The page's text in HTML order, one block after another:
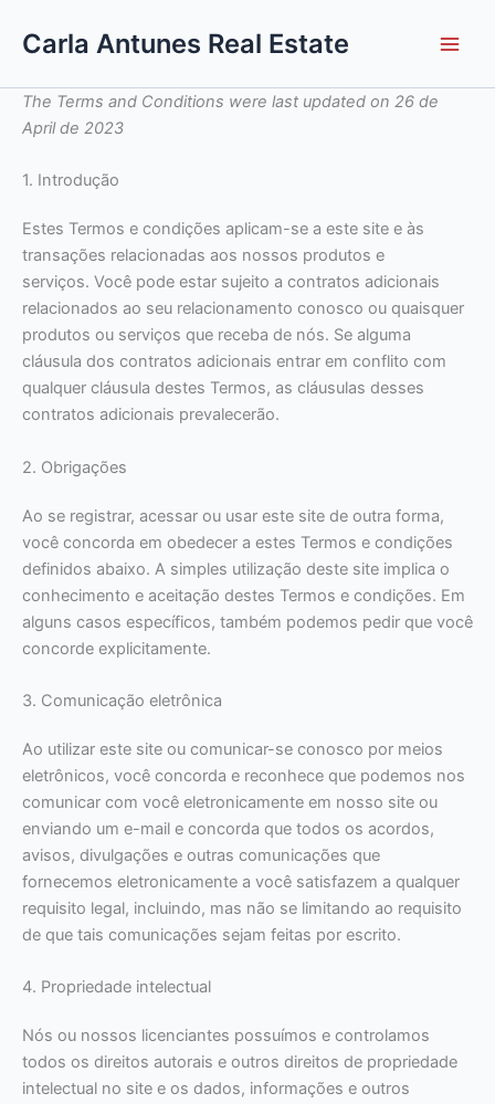
Carla Antunes Real Estate
The Terms and Conditions were last updated on 26 de
April de 2023
1. Introdução
Estes Termos e condições aplicam-se a este site e às
transações relacionadas aos nossos produtos e
serviços. Você pode estar sujeito a contratos adicionais
relacionados ao seu relacionamento conosco ou quaisquer
produtos ou serviços que receba de nós. Se alguma
cláusula dos contratos adicionais entrar em conflito com
qualquer cláusula destes Termos, as cláusulas desses
contratos adicionais prevalecerão.
2. Obrigações
Ao se registrar, acessar ou usar este site de outra forma,
você concorda em obedecer a estes Termos e condições
definidos abaixo. A simples utilização deste site implica o
conhecimento e aceitação destes Termos e condições. Em
alguns casos específicos, também podemos pedir que você
concorde explicitamente.
3. Comunicação eletrônica
Ao utilizar este site ou comunicar-se conosco por meios
eletrônicos, você concorda e reconhece que podemos nos
comunicar com você eletronicamente em nosso site ou
enviando um e-mail e concorda que todos os acordos,
avisos, divulgações e outras comunicações que
fornecemos eletronicamente a você satisfazem a qualquer
requisito legal, incluindo, mas não se limitando ao requisito
de que tais comunicações sejam feitas por escrito.
4. Propriedade intelectual
Nós ou nossos licenciantes possuímos e controlamos
todos os direitos autorais e outros direitos de propriedade
intelectual no site e os dados, informações e outros